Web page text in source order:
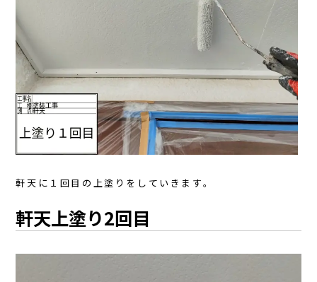
軒天に１回目の上塗りをしていきます。
軒天上塗り2回目